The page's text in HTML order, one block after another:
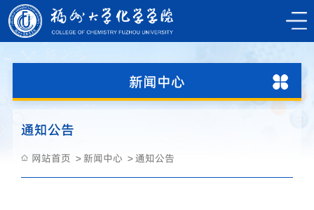
新闻中心
通知公告
网站首页 新闻中心 通知公告